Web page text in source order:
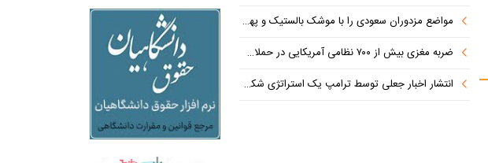
مواضع مزدوران سعودی را با موشک بالستیک و پهپاد در هم شکستیم
ضربه مغزی بیش از ۷۰۰ نظامی آمریکایی در حملات ایران
انتشار اخبار جعلی توسط ترامپ یک استراتژی شکست خورده است